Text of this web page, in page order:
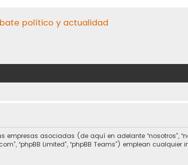
político y actualidad
asociadas (de aquí en adelante “nosotros”,
“phpBB Limited”, “phpBB Teams”) emplean